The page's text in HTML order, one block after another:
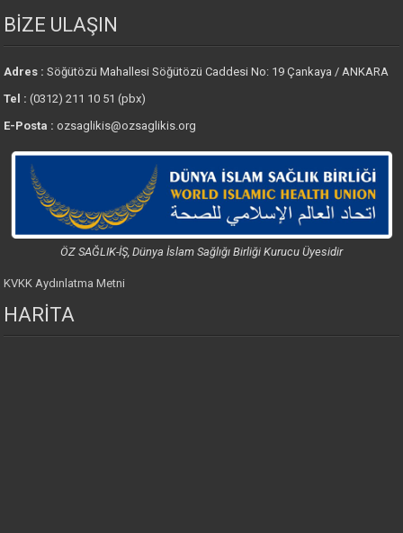
BİZE ULAŞIN
Adres :Söğütözü Mahallesi Söğütözü Caddesi No: 19 Çankaya / ANKARA
Tel : (0312) 211 10 51 (pbx)
E-Posta : ozsaglikis@ozsaglikis.org
ÖZ SAĞLIK-İŞ, Dünya İslam Sağlığı Birliği Kurucu Üyesidir
KVKK Aydınlatma Metni
HARİTA